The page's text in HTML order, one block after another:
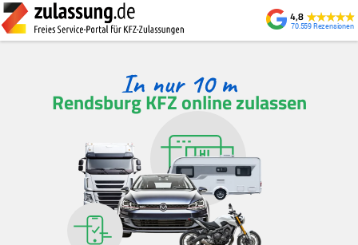
4,8
70.559
Rendsburg KFZ online zulassen